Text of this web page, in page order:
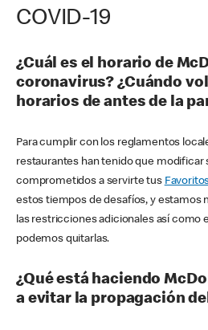
COVID-19
¿Cuál es el horario de
coronavirus? ¿Cuándo
horarios de antes de la
Para cumplir con los reglamentos
restaurantes han tenido que modificar
comprometidos a servirte tus
estos tiempos de desafíos, y estamos
las restricciones adicionales así como
podemos quitarlas.
¿Qué está haciendo
a evitar la propagación